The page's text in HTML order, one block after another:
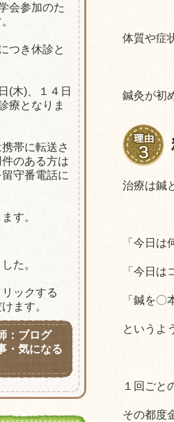
体質や症
鍼灸が初
治療は鍼
「今日は
「今日は
「鍼を〇
というよ
１回ごと
その都度
会参加のた
つき休診と
(木)、１４日
療となりま
帯に転送さ
のある方は
守番電話に
す。
た。
ックする
ます。
：ブログ
・気になる